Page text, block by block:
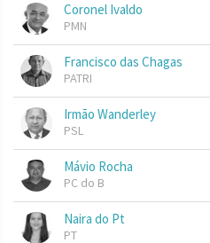
Coronel Ivaldo
PMN
Francisco das Chagas
PATRI
Irmão Wanderley
PSL
Mávio Rocha
PC do B
Naira do Pt
PT